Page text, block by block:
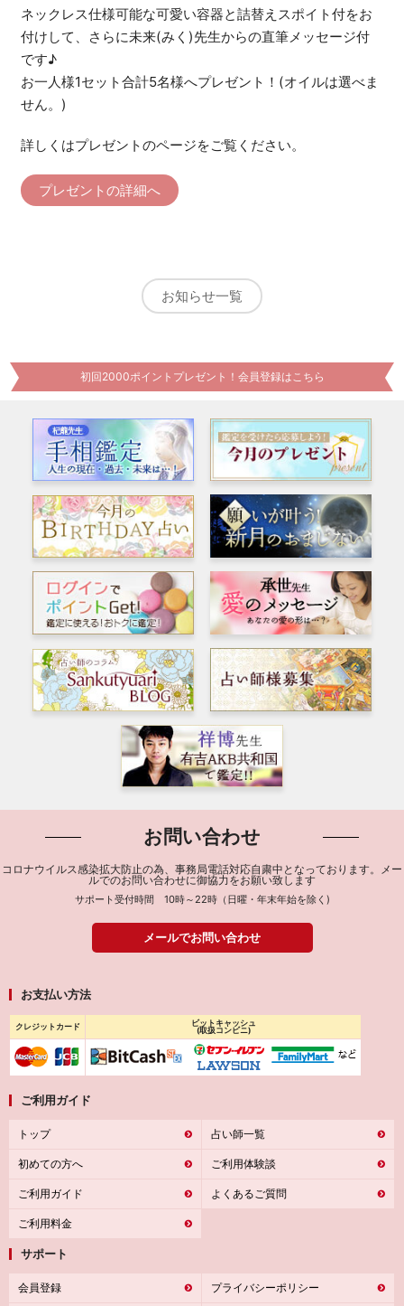
ネックレス仕様可能な可愛い容器と詰替えスポイト付をお
付けして、さらに未来(みく)先生からの直筆メッセージ付
です♪
お一人様1セット合計5名様へプレゼント！(オイルは選べま
せん。)
詳しくはプレゼントのページをご覧ください。
プレゼントの詳細へ
お知らせ一覧
初回2000ポイントプレゼント！会員登録はこちら
お問い合わせ
コロナウイルス感染拡大防止の為、事務局電話対応自粛中となっております。メー
ルでのお問い合わせに御協力をお願い致します
サポート受付時間 10時～22時（日曜・年末年始を除く)
メールでお問い合わせ
お支払い方法
クレジットカード
ビットキャッシュ
(取扱コンビニ)
ご利用ガイド
トップ
初めての方へ
ご利用ガイド
ご利用料金
占い師一覧
ご利用体験談
よくあるご質問
サポート
会員登録 プライバシーポリシー